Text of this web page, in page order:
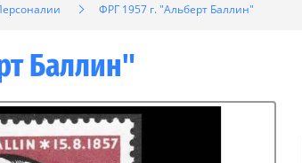
ФРГ 1957 г. "Альберт Баллин"
Баллин"